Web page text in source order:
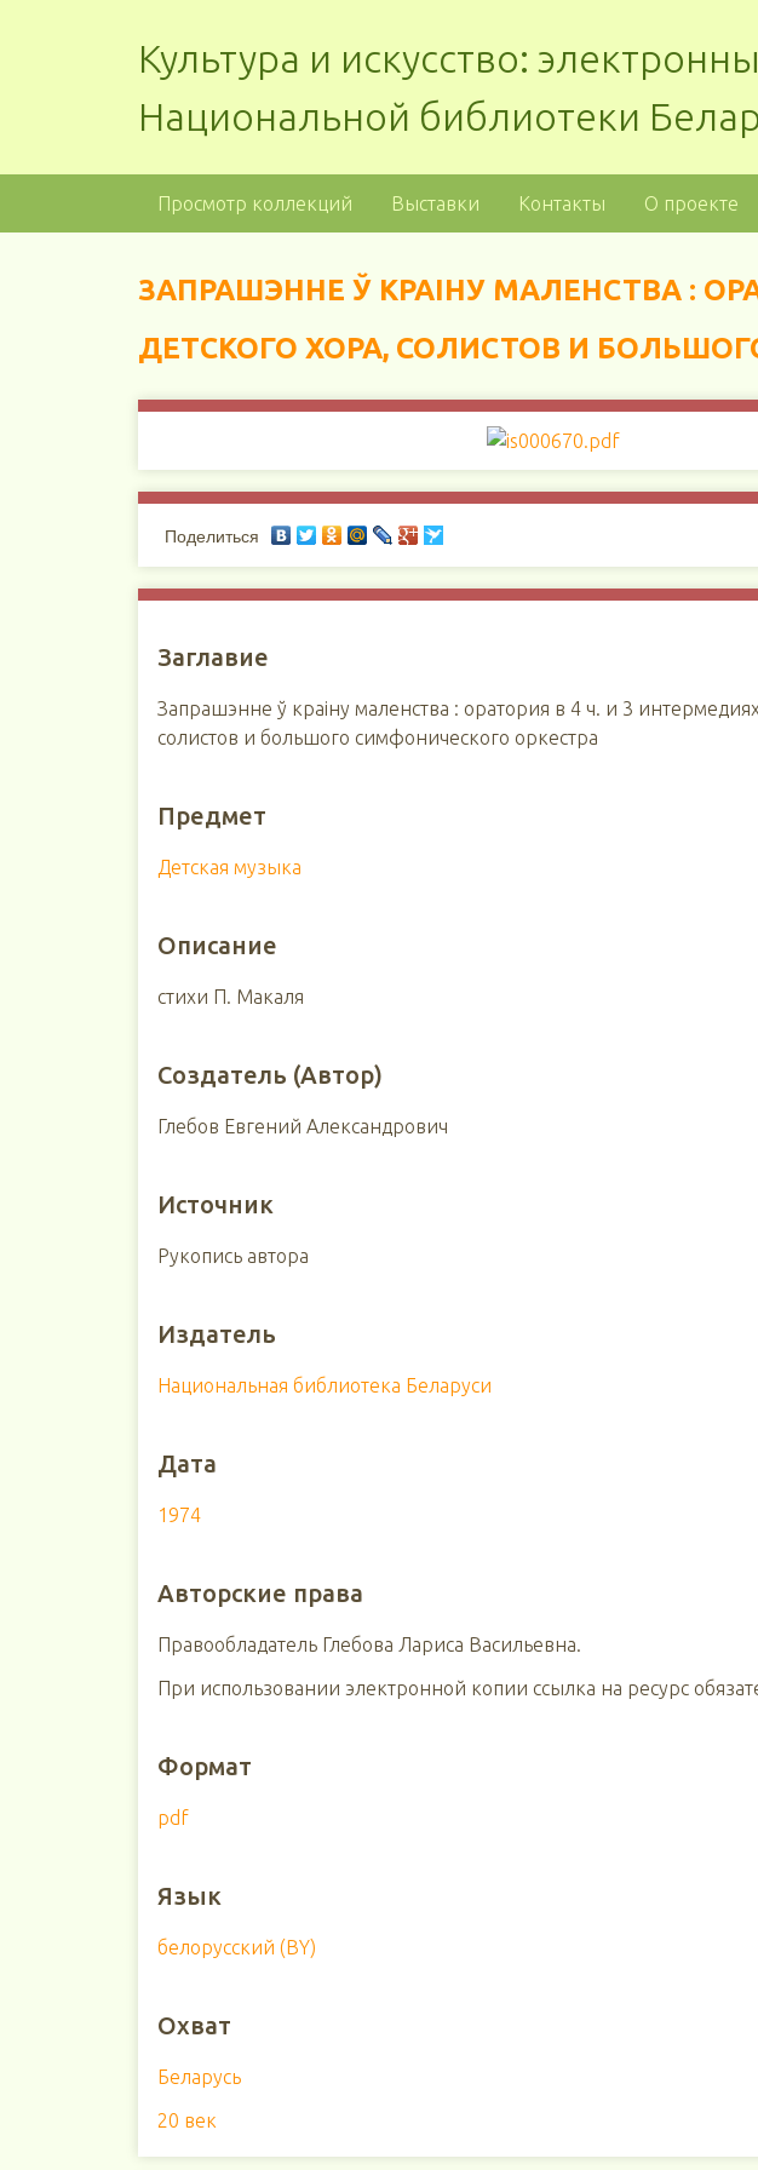
Культура и искусство:
Национальной библиотеки
Просмотр коллекций Выставки Контакты О проекте
ЗАПРАШЭННЕ Ў КРАІНУ МАЛЕНСТВА :
ДЕТСКОГО ХОРА, СОЛИСТОВ И
Поделиться
Заглавие
Запрашэнне ў краіну маленства : оратория в 4 ч. и 3
солистов и большого симфонического оркестра
Предмет
Детская музыка
Описание
стихи П. Макаля
Создатель (Автор)
Глебов Евгений Александрович
Источник
Рукопись автора
Издатель
Национальная библиотека Беларуси
Дата
1974
Авторские права
Правообладатель Глебова Лариса Васильевна.
При использовании электронной копии ссылка на ресурс
Формат
pdf
Язык
белорусский (BY)
Охват
Беларусь
20 век